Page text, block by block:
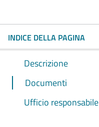
INDICE DELLA PAGINA
Descrizione
Documenti
Ufficio responsabile